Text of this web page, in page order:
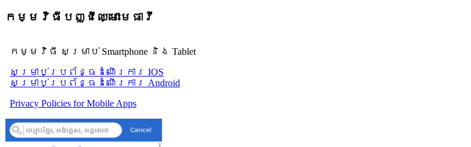
កម្មវិធីបញ្ជីឈ្មោះមេធាវី
កម្មវិធី សម្រាប់ Smartphone និង Tablet
សម្រាប់​ប្រព័ន្ធដំណើរការ IOS
សម្រាប់​ប្រព័ន្ធដំណើរការ Android
Privacy Policies for Mobile Apps